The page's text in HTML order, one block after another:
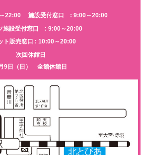
22:00
施設受付窓口 : 9:00～20:00
施設受付窓口 : 9:00～20:00
ト販売窓口 : 10:00～20:00
次回休館日
9日（日） 全館休館日